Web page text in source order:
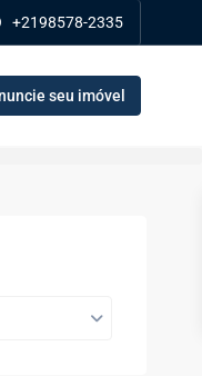
+2198578-2335
seu imóvel